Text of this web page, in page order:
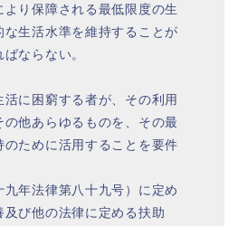
り保障される最低限度の生
生活水準を維持することが
ならない。
に困窮する者が、その利用
の他あらゆるものを、その最
ために活用することを要件
年法律第八十九号）に定め
及び他の法律に定める扶助